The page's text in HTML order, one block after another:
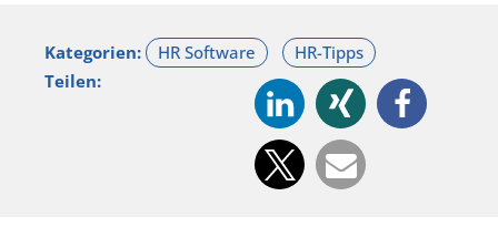
Kategorien:
Teilen: